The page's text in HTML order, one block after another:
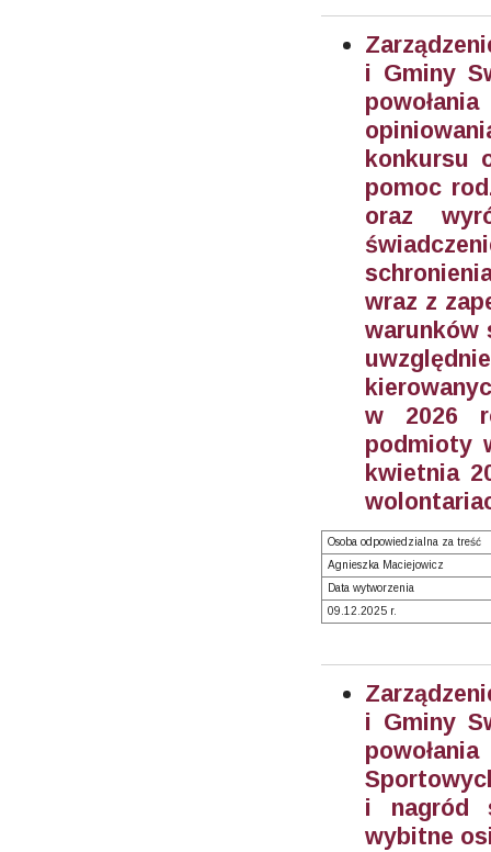
i Gminy
konkursu
pomoc
oraz
wraz z
warunków
w 2026
podmioty
kwietnia
Osoba odpowiedzialna za treść
Agnieszka Maciejowicz
Data wytworzenia
09.12.2025 r.
i Gminy
i nagród
wybitne